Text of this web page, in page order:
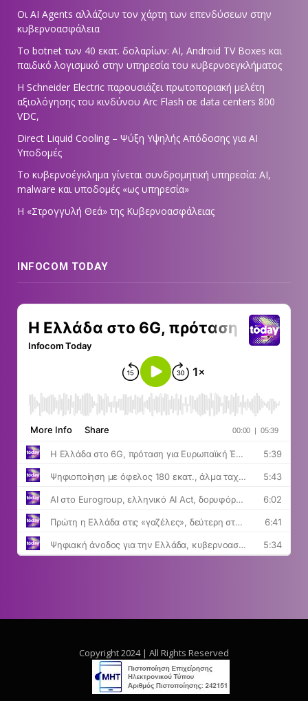
Οι AI Agents αλλάζουν τον χάρτη των επενδύσεων στην
κυβερνοασφάλεια
Το botnet των 40 εκατ. δολαρίων: AI, Android TV Boxes και
παιδικό λογισμικό στην υπηρεσία του κυβερνοεγκλήματος
Η Schneider Electric παρουσιάζει πρωτοποριακή μελέτη
αξιολόγησης του κινδύνου Arc Flash σε data centers 800
VDC,
Direct Liquid Cooling – Ψύξη Υψηλής Απόδοσης για AI
Υποδομές
Το κυβερνοέγκλημα γίνεται συνδρομητική υπηρεσία: AI,
malware και υποδομές «ως υπηρεσία»
Η «Στρογγυλή Θεά» της Κυβερνοασφάλειας
INFOCOM TODAY
Copyright 2024 | All Rights Reserved